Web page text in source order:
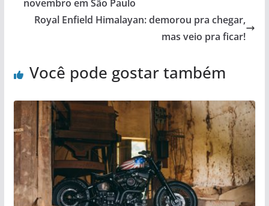
novembro em São Paulo
Royal Enfield Himalayan: demorou pra chegar,
mas veio pra ficar!
Você pode gostar também